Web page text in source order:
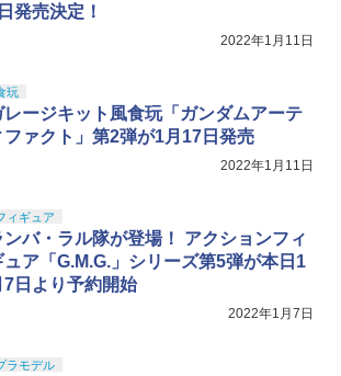
発売決定！
2022年1月11日
玩
レージキット風食玩「ガンダムアーテ
ファクト」第2弾が1月17日発売
2022年1月11日
ィギュア
ンバ・ラル隊が登場！ アクションフィ
ュア「G.M.G.」シリーズ第5弾が本日1
7日より予約開始
2022年1月7日
ラモデル